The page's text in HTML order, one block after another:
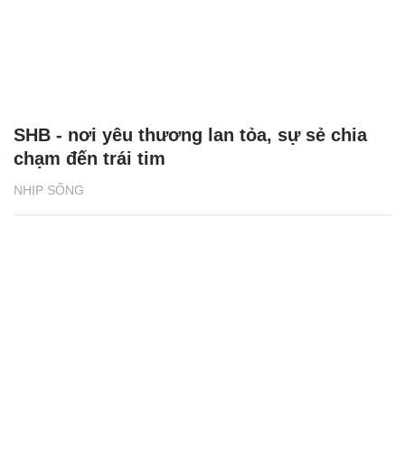
NHỊP SỐNG
SHB - nơi yêu thương lan tỏa, sự sẻ chia
chạm đến trái tim